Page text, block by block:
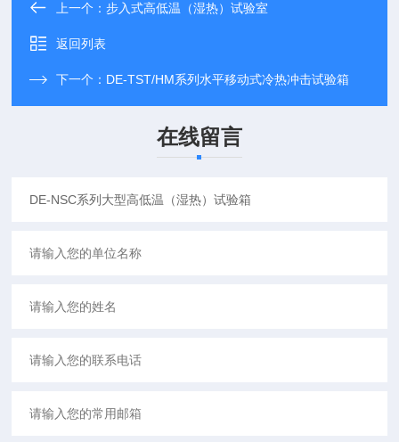
上一个：步入式高低温（湿热）试验室
返回列表
下一个： DE-TST/HM系列水平移动式冷热冲击试验箱
在线留言